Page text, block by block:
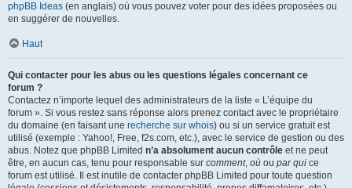
phpBB Ideas (en anglais) où vous pouvez voter pour des idées proposées ou
en suggérer de nouvelles.
Haut
Qui contacter pour les abus ou les questions légales concernant ce
forum ?
Contactez n’importe lequel des administrateurs de la liste « L’équipe du
forum ». Si vous restez sans réponse alors prenez contact avec le propriétaire
du domaine (en faisant une recherche sur whois) ou si un service gratuit est
utilisé (exemple : Yahoo!, Free, f2s.com, etc.), avec le service de gestion ou des
abus. Notez que phpBB Limited n’a absolument aucun contrôle et ne peut
être, en aucun cas, tenu pour responsable sur comment, où ou par qui ce
forum est utilisé. Il est inutile de contacter phpBB Limited pour toute question